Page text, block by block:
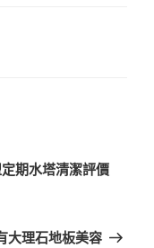
期水塔清潔評價
大理石地板美容